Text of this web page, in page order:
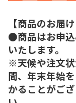
【商品のお届
●商品はお申
いたします。
※天候や注文
間、年末年始
かることがご